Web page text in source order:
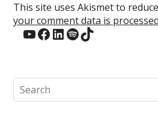
This site uses Akismet to
your comment data is
YouTube
Facebook
LinkedIn
Spotify
TikTok